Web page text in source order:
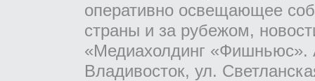
оперативно освещающее
страны и за рубежом,
«Медиахолдинг «Фишньюс».
Владивосток, ул.